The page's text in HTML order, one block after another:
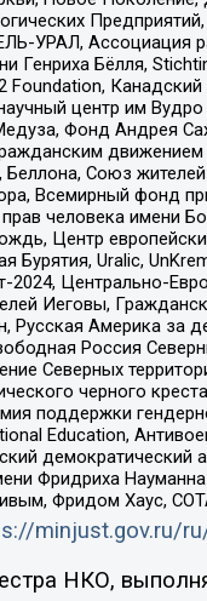
УРАЛ, Ассоциация
Генриха Бёлля,
Foundation,
центр им Вудро
Фонд Андрея
движением
Союз
Всемирный фонд
человека имени
Центр
Бурятия, Uralic,
2024, Центрально-
Иеговы,
Америка за
Россия
Северных
черного
поддержки
Education,
Фридриха
Фридом Хаус,
minjust.gov.ru/
НКО,